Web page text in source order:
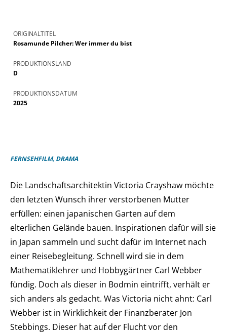
ORIGINALTITEL
Rosamunde Pilcher: Wer immer du bist
PRODUKTIONSLAND
D
PRODUKTIONSDATUM
2025
FERNSEHFILM, DRAMA
Die Landschaftsarchitektin Victoria Crayshaw möchte
den letzten Wunsch ihrer verstorbenen Mutter
erfüllen: einen japanischen Garten auf dem
elterlichen Gelände bauen. Inspirationen dafür will sie
in Japan sammeln und sucht dafür im Internet nach
einer Reisebegleitung. Schnell wird sie in dem
Mathematiklehrer und Hobbygärtner Carl Webber
fündig. Doch als dieser in Bodmin eintrifft, verhält er
sich anders als gedacht. Was Victoria nicht ahnt: Carl
Webber ist in Wirklichkeit der Finanzberater Jon
Stebbings. Dieser hat auf der Flucht vor den